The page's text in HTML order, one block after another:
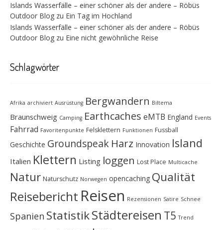
Islands Wasserfälle – einer schöner als der andere – Röbüs
Outdoor Blog zu Ein Tag im Hochland
Islands Wasserfälle – einer schöner als der andere – Röbüs
Outdoor Blog zu Eine nicht gewöhnliche Reise
Schlagwörter
Afrika archiviert Ausrüstung Bergwandern Biltema
Braunschweig Camping Earthcaches eMTB England Events
Fahrrad Favoritenpunkte Felsklettern Funktionen Fussball
Geschichte Groundspeak Harz Innovation Island
Italien Klettern Listing loggen Lost Place Multicache
Natur Naturschutz Norwegen opencaching Qualität
Reisebericht Reisen Rezensionen Satire Schnee
Spanien StatistikStädtereisen T5 Trend